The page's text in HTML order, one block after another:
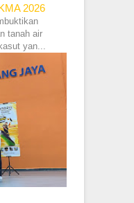
2026
tanah air
yan...